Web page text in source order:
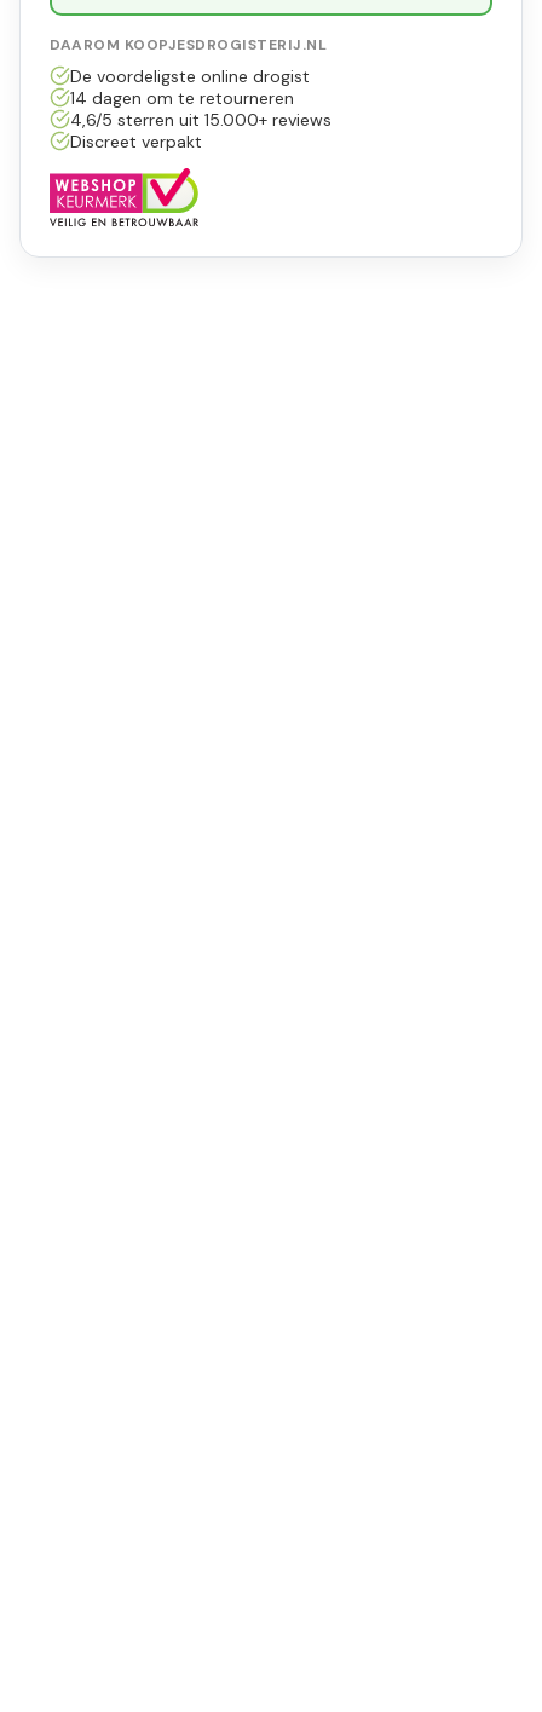
DAAROM KOOPJESDROGISTERIJ.NL
De voordeligste online drogist
14 dagen om te retourneren
4,6/5 sterren uit 15.000+ reviews
Discreet verpakt